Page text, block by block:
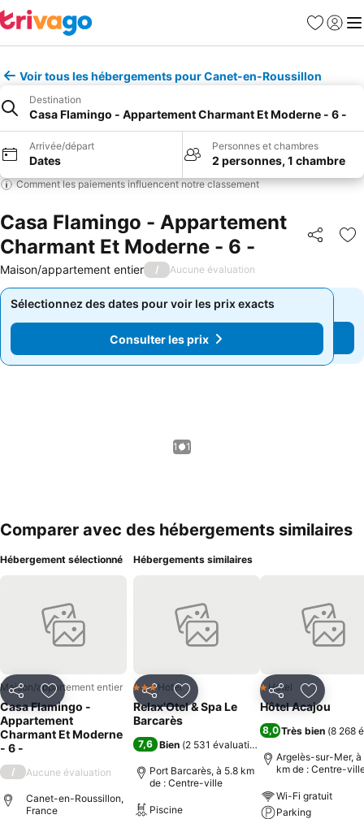
Favoris
Se
Voir tous les hébergements pour Canet-en-Roussillon
Destination
Casa Flamingo - Appartement Charmant Et Moderne - 6 -
Arrivée/départ
Dates
Personnes et chambres
2 personnes, 1 chambre
Comment les paiements influencent notre classement
Casa Flamingo - Appartement
Charmant Et Moderne - 6 -
Partager
Maison/appartement entier / Aucune évaluation
Sélectionnez des dates pour voir les prix exacts
Consulter les prix
Sélectionnez des dates pour voir les prix exacts
Consulter les prix
1 / 1
Comparer avec des hébergements similaires
Hébergement sélectionné
PartagerAjouter à mes favoris
Maison/appartement entier
Casa Flamingo -
Appartement
Charmant Et Moderne
- 6 -
/ Aucune évaluation
Canet-en-Roussillon,
France
Hébergements similaires
PartagerAjouter à mes favoris
3 ÉtoilesHotel
Relax'Otel & Spa Le
Barcarès
7,6 Bien (2 531 évaluations
Port Barcarès, à 5.8 km
de : Centre-ville
Piscine
PartagerAjouter
1 Étoiles
Hotel
Hôtel Acajou
8,0 Très bien (8 268
Argelès-sur-Mer, à
km de : Centre-
Wi-Fi gratuit
Parking